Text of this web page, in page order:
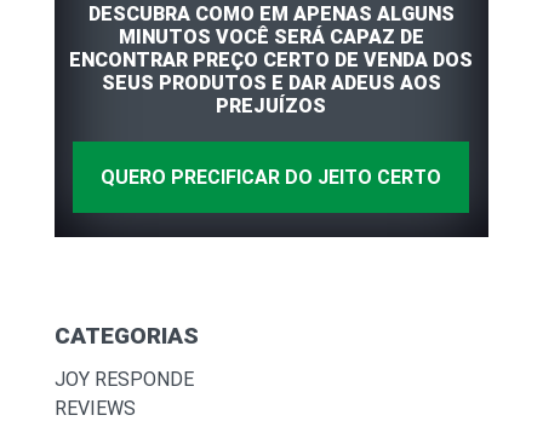
DESCUBRA COMO EM APENAS ALGUNS
MINUTOS VOCÊ SERÁ CAPAZ DE
ENCONTRAR PREÇO CERTO DE VENDA DOS
SEUS PRODUTOS E DAR ADEUS AOS
PREJUÍZOS
QUERO PRECIFICAR DO JEITO CERTO
CATEGORIAS
JOY RESPONDE
REVIEWS